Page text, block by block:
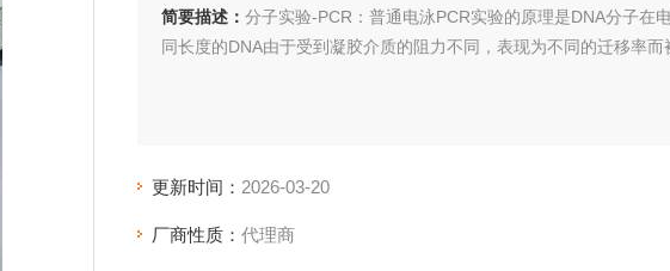
简要描述： 分子实验-PCR：普通电泳PCR实验的原理是DNA分子在
同长度的DNA由于受到凝胶介质的阻力不同，表现为不同的迁移率而
更新时间： 2026-03-20
厂商性质： 代理商